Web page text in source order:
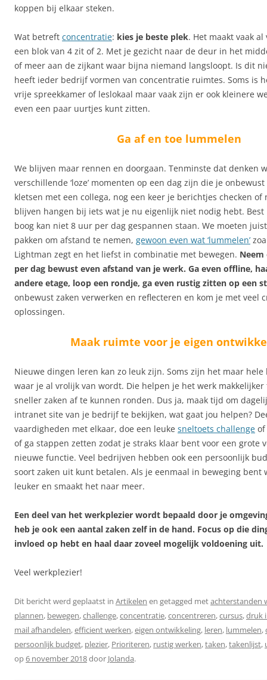
koppen bij elkaar steken.
Wat betreft concentratie: kies je beste plek. Het maakt vaak
een blok van 4 zit of 2. Met je gezicht naar de deur in het
of meer aan de zijkant waar bijna niemand langsloopt. Is dit
heeft ieder bedrijf vormen van concentratie ruimtes. Soms is
vrije spreekkamer of leslokaal maar vaak zijn er ook kleinere
even een paar uurtjes kunt zitten.
Ga af en toe lummelen
We blijven maar rennen en doorgaan. Tenminste dat denken
verschillende ‘loze’ momenten op een dag zijn die je
kletsen met een collega, nog een keer je berichtjes checken of
blijven hangen bij iets wat je nu eigenlijk niet nodig hebt. Best
boog kan niet 8 uur per dag gespannen staan. We moeten
pakken om afstand te nemen, gewoon even wat ‘lummelen’
Lightman zegt en het liefst in combinatie met bewegen. Neem
per dag bewust even afstand van je werk. Ga even offline,
andere etage, loop een rondje, ga even rustig zitten op een
onbewust zaken verwerken en reflecteren en kom je met veel
oplossingen.
Maak ruimte voor je eigen
Nieuwe dingen leren kan zo leuk zijn. Soms zijn het maar
waar je al vrolijk van wordt. Die helpen je het werk makkelijker
sneller zaken af te kunnen ronden. Dus ja, maak tijd om
intranet site van je bedrijf te bekijken, wat gaat jou helpen?
vaardigheden met elkaar, doe een leuke sneltoets challenge of
of ga stappen zetten zodat je straks klaar bent voor een grote
nieuwe functie. Veel bedrijven hebben ook een persoonlijk
soort zaken uit kunt betalen. Als je eenmaal in beweging bent
leuker en smaakt het naar meer.
Een deel van het werkplezier wordt bepaald door je
heb je ook een aantal zaken zelf in de hand. Focus op die
invloed op hebt en haal daar zoveel mogelijk voldoening uit.
Veel werkplezier!
Dit bericht werd geplaatst in Artikelen en getagged metachterstanden
plannen, bewegen,challenge,concentratie,concentreren,cursus,druk
mail afhandelen,efficient werken,eigen ontwikkeling, leren, lummelen,
persoonlijk budget, plezier, Prioriteren, rustig werken,taken,takenlijst,
op6 november 2018door Jolanda.